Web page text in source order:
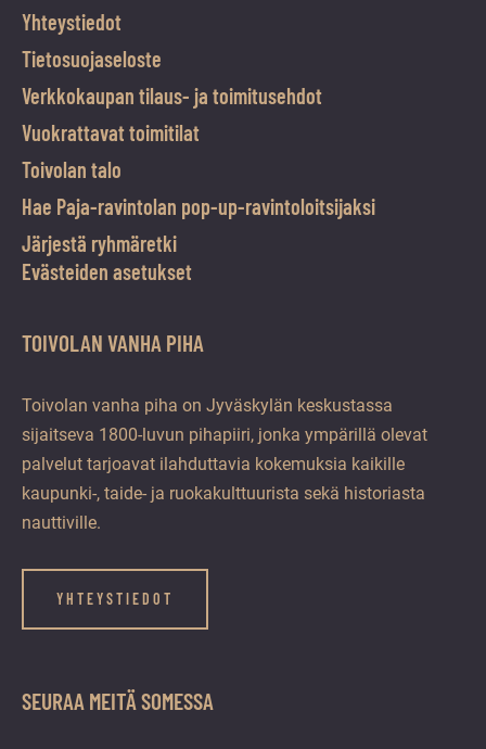
Yhteystiedot
Tietosuojaseloste
Verkkokaupan tilaus- ja toimitusehdot
Vuokrattavat toimitilat
Toivolan talo
Hae Paja-ravintolan pop-up-ravintoloitsijaksi
Järjestä ryhmäretki
Evästeiden asetukset
TOIVOLAN VANHA PIHA
Toivolan vanha piha on Jyväskylän keskustassa
sijaitseva 1800-luvun pihapiiri, jonka ympärillä olevat
palvelut tarjoavat ilahduttavia kokemuksia kaikille
kaupunki-, taide- ja ruokakulttuurista sekä historiasta
nauttiville.
YHTEYSTIEDOT
SEURAA MEITÄ SOMESSA